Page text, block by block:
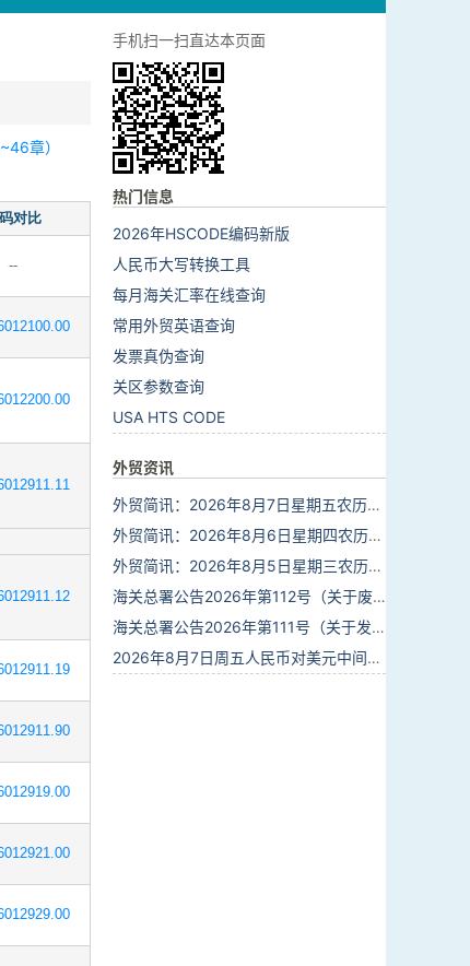
章）
对比
--
手机扫一扫直达本页面
热门信息
2026年HSCODE编码新版
人民币大写转换工具
每月海关汇率在线查询
常用外贸英语查询
发票真伪查询
关区参数查询
USA HTS CODE
外贸资讯
外贸简讯：2026年8月7日星期五农历六月廿五
外贸简讯：2026年8月6日星期四农历六月廿四
外贸简讯：2026年8月5日星期三农历六月廿三
海关总署公告2026年第112号（关于废止部分卫生检疫类规范性文件的公告）
海关总署公告2026年第111号（关于发布《进出境动植物检疫处理监督管理工作规定》《进出境卫生处理监督管理工作规定》的公告）
2026年8月7日周五人民币对美元中间价报6.7904调贬9个基点